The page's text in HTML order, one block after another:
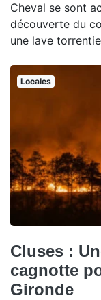
Cheval se sont
découverte du
une lave
Locales
Cluses :
cagnotte
Gironde